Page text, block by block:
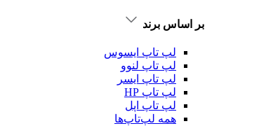
بر اساس برند
لپ تاپ ایسوس
لپ تاپ لنوو
لپ تاپ ایسر
لپ تاپ HP
لپ تاپ اپل
همه لپ‌تاپ‌ها